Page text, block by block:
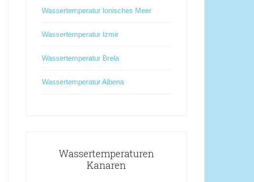
Wassertemperatur Ionisches Meer
Wassertemperatur Izmir
Wassertemperatur Brela
Wassertemperatur Albena
Wassertemperaturen
Kanaren